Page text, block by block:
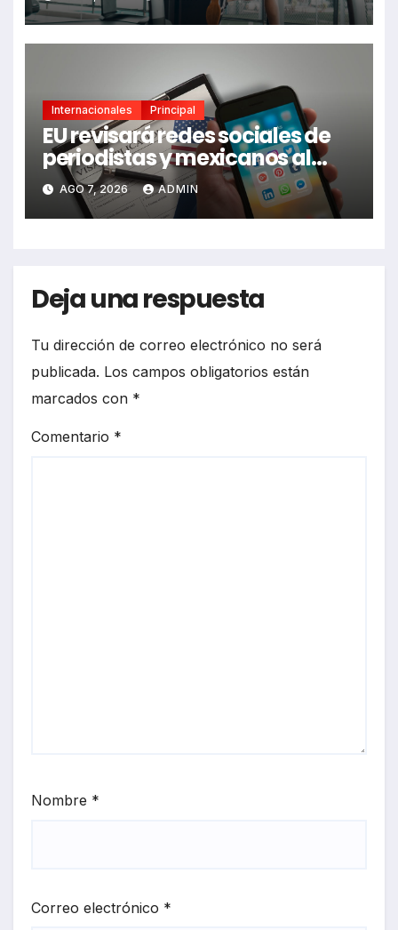
nuevas esperanzas contra
enfermedades y el cáncer
Internacionales Principal
EU revisará redes sociales de
periodistas y mexicanos al
pedir visa
AGO 7, 2026 ADMIN
Deja una respuesta
Tu dirección de correo electrónico no será
publicada. Los campos obligatorios están
marcados con *
Comentario *
Nombre *
Correo electrónico *